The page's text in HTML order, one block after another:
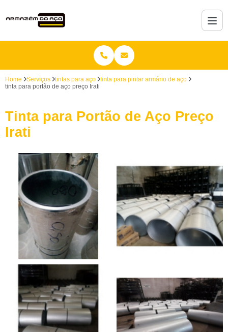
Home Serviços tintas para aço
tinta para pintar armário de aço
tinta para portão de aço preço Irati
Tinta para Portão de Aço Preço
Irati